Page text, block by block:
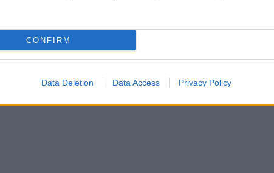
CONFIRM
Data Deletion Data Access Privacy Policy